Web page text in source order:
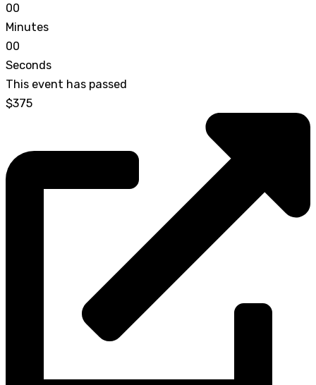
00
Minutes
00
Seconds
This event has passed
$375